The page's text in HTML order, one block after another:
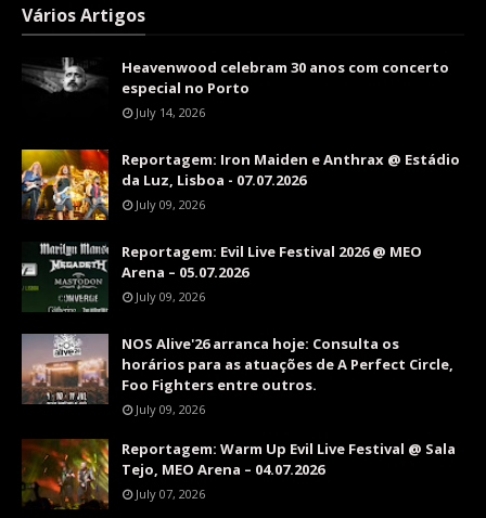
Vários Artigos
Heavenwood celebram 30 anos com concerto
especial no Porto
July 14, 2026
Reportagem: Iron Maiden e Anthrax @ Estádio
da Luz, Lisboa - 07.07.2026
July 09, 2026
Reportagem: Evil Live Festival 2026 @ MEO
Arena – 05.07.2026
July 09, 2026
NOS Alive'26 arranca hoje: Consulta os
horários para as atuações de A Perfect Circle,
Foo Fighters entre outros.
July 09, 2026
Reportagem: Warm Up Evil Live Festival @ Sala
Tejo, MEO Arena – 04.07.2026
July 07, 2026